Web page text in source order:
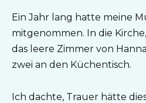
Ein Jahr lang hatte meine
mitgenommen. In die
das leere Zimmer von
zwei an den Küchentisch.
Ich dachte, Trauer hätte